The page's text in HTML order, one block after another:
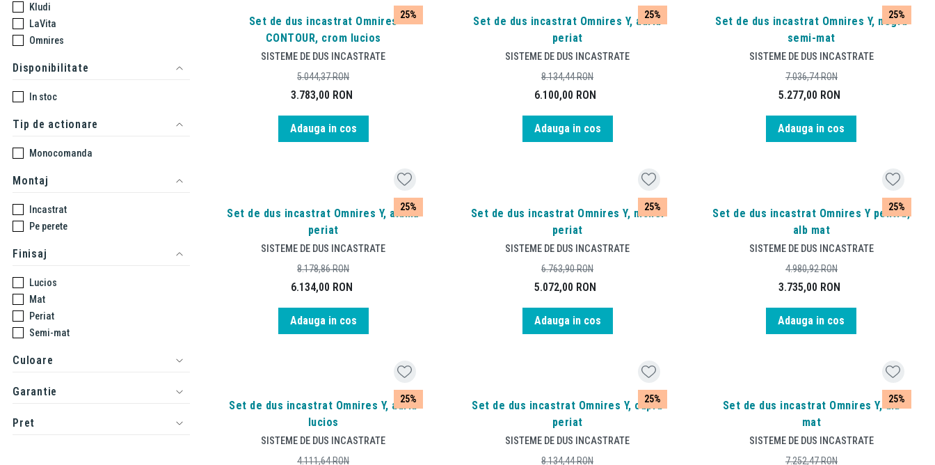
Kludi
LaVita
Omnires
Disponibilitate
In stoc
Tip de actionare
Monocomanda
Montaj
Incastrat
Pe perete
Finisaj
Lucios
Mat
Periat
Semi-mat
Culoare
Garantie
Pret
25%
Set de dus incastrat Omnires
CONTOUR, crom lucios
SISTEME DE DUS INCASTRATE
3.783,00 RON
5.044,37RON
Adauga in cos
25%
Set de dus incastrat Omnires Y, auriu
periat
SISTEME DE DUS INCASTRATE
6.100,00 RON
8.134,44RON
Adauga in cos
25%
Set de dus incastrat Omnires Y, negru
semi-mat
SISTEME DE DUS INCASTRATE
5.277,00 RON
7.036,74RON
Adauga in cos
25%
Set de dus incastrat Omnires Y, alamă
periat
SISTEME DE DUS INCASTRATE
6.134,00 RON
8.178,86RON
Adauga in cos
25%
Set de dus incastrat Omnires Y, nichel
periat
SISTEME DE DUS INCASTRATE
5.072,00 RON
6.763,90RON
Adauga in cos
25%
Set de dus incastrat Omnires Y pentru,
alb mat
SISTEME DE DUS INCASTRATE
3.735,00 RON
4.980,92RON
Adauga in cos
25%
Set de dus incastrat Omnires Y, auriu
lucios
SISTEME DE DUS INCASTRATE
4.111,64RON
25%
Set de dus incastrat Omnires Y, cupru
periat
SISTEME DE DUS INCASTRATE
8.134,44RON
25%
Set de dus incastrat Omnires Y, alb
mat
SISTEME DE DUS INCASTRATE
7.252,47RON